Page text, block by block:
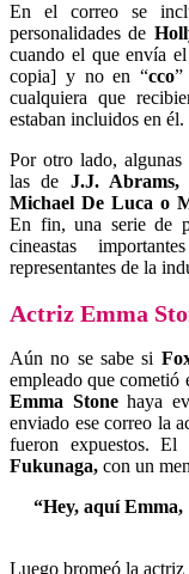
En el correo se
personalidades de
cuando el que envía
copia] y no en “cco”
cualquiera que
estaban incluidos en él.
Por otro lado, algunas
las de J.J. Abrams,
Michael De Luca o
En fin, una serie de
cineastas
representantes de la
Actriz Emma
Aún no se sabe si
empleado que cometió
Emma Stonehaya
enviado ese correo la
fueron expuestos. El
Fukunaga, con un
“Hey, aquí Emma,
Luego bromeó la actriz